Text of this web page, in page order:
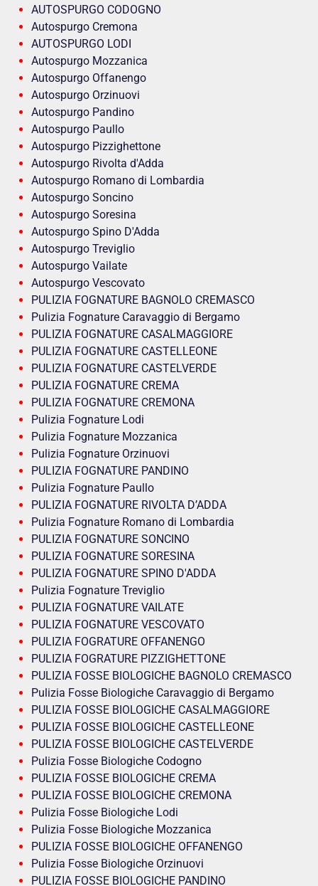
AUTOSPURGO CODOGNO
Autospurgo Cremona
AUTOSPURGO LODI
Autospurgo Mozzanica
Autospurgo Offanengo
Autospurgo Orzinuovi
Autospurgo Pandino
Autospurgo Paullo
Autospurgo Pizzighettone
Autospurgo Rivolta d'Adda
Autospurgo Romano di Lombardia
Autospurgo Soncino
Autospurgo Soresina
Autospurgo Spino D'Adda
Autospurgo Treviglio
Autospurgo Vailate
Autospurgo Vescovato
PULIZIA FOGNATURE BAGNOLO CREMASCO
Pulizia Fognature Caravaggio di Bergamo
PULIZIA FOGNATURE CASALMAGGIORE
PULIZIA FOGNATURE CASTELLEONE
PULIZIA FOGNATURE CASTELVERDE
PULIZIA FOGNATURE CREMA
PULIZIA FOGNATURE CREMONA
Pulizia Fognature Lodi
Pulizia Fognature Mozzanica
Pulizia Fognature Orzinuovi
PULIZIA FOGNATURE PANDINO
Pulizia Fognature Paullo
PULIZIA FOGNATURE RIVOLTA D’ADDA
Pulizia Fognature Romano di Lombardia
PULIZIA FOGNATURE SONCINO
PULIZIA FOGNATURE SORESINA
PULIZIA FOGNATURE SPINO D'ADDA
Pulizia Fognature Treviglio
PULIZIA FOGNATURE VAILATE
PULIZIA FOGNATURE VESCOVATO
PULIZIA FOGRATURE OFFANENGO
PULIZIA FOGRATURE PIZZIGHETTONE
PULIZIA FOSSE BIOLOGICHE BAGNOLO CREMASCO
Pulizia Fosse Biologiche Caravaggio di Bergamo
PULIZIA FOSSE BIOLOGICHE CASALMAGGIORE
PULIZIA FOSSE BIOLOGICHE CASTELLEONE
PULIZIA FOSSE BIOLOGICHE CASTELVERDE
Pulizia Fosse Biologiche Codogno
PULIZIA FOSSE BIOLOGICHE CREMA
PULIZIA FOSSE BIOLOGICHE CREMONA
Pulizia Fosse Biologiche Lodi
Pulizia Fosse Biologiche Mozzanica
PULIZIA FOSSE BIOLOGICHE OFFANENGO
Pulizia Fosse Biologiche Orzinuovi
PULIZIA FOSSE BIOLOGICHE PANDINO